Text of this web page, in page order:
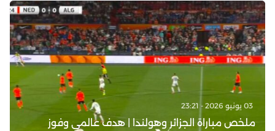
03 يونيو 2026 - 23:21
ملخص مباراة الجزائر وهولندا | هدف عالمي وفوز